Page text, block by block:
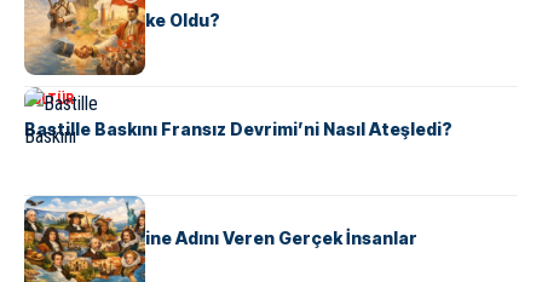
Tunus Nasıl Ülke Oldu?
KÜLTÜR
Bastille Baskını Fransız Devrimi’ni Nasıl Ateşledi?
KÜLTÜR
ABD Eyaletlerine Adını Veren Gerçek İnsanlar